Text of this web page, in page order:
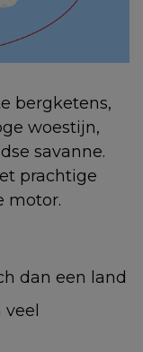
bergketens,
woestijn,
savanne.
prachtige
motor.
dan een land